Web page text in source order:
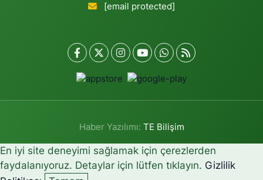
[email protected]
Haber Yazılımı: TE Bilişim
En iyi site deneyimi sağlamak için çerezlerden
faydalanıyoruz. Detaylar için lütfen tıklayın. Gizlilik